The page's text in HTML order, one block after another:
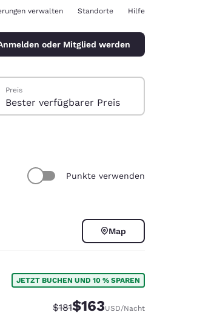
verwalten Standorte Hilfe
oder Mitglied werden
Preis
Bester verfügbarer Preis
Punkte verwenden
Map
JETZT BUCHEN UND 10 % SPAREN
Durchgestrichener Preis:
$181Vergünstigter Preis:
$163USD/Nacht